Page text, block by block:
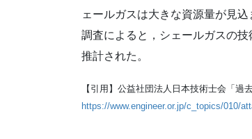
ェールガスは大きな資源量が見
調査によると，シェールガスの
推計された。
【引用】公益社団法人日本技術士会「過
https://www.engineer.or.jp/c_topics/010/